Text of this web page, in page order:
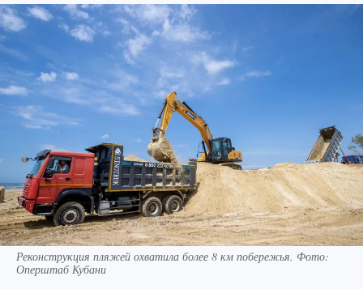
Реконструкция пляжей охватила более 8 км побережья. Фото:
Оперштаб Кубани